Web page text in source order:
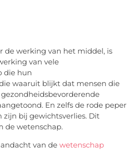
de werking van het middel, is
van vele
die hun
waaruit blijkt dat mensen die
En zelfs de rode peper
bij gewichtsverlies. Dit
de wetenschap.
van de wetenschap